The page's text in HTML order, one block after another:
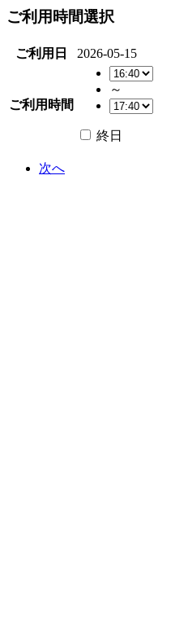
ご利用時間選択
ご利用日 2026-05-15
ご利用時間
～
終日
次へ